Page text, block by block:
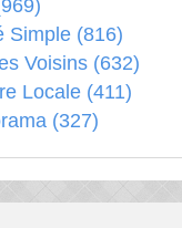
Simple (816)
Voisins (632)
Locale (411)
(327)